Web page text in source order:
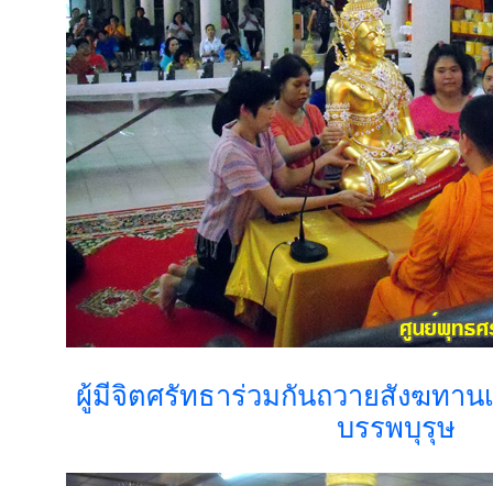
ผู้มีจิตศรัทธาร่วมกันถวายสังฆทาน
บรรพบุรุษ